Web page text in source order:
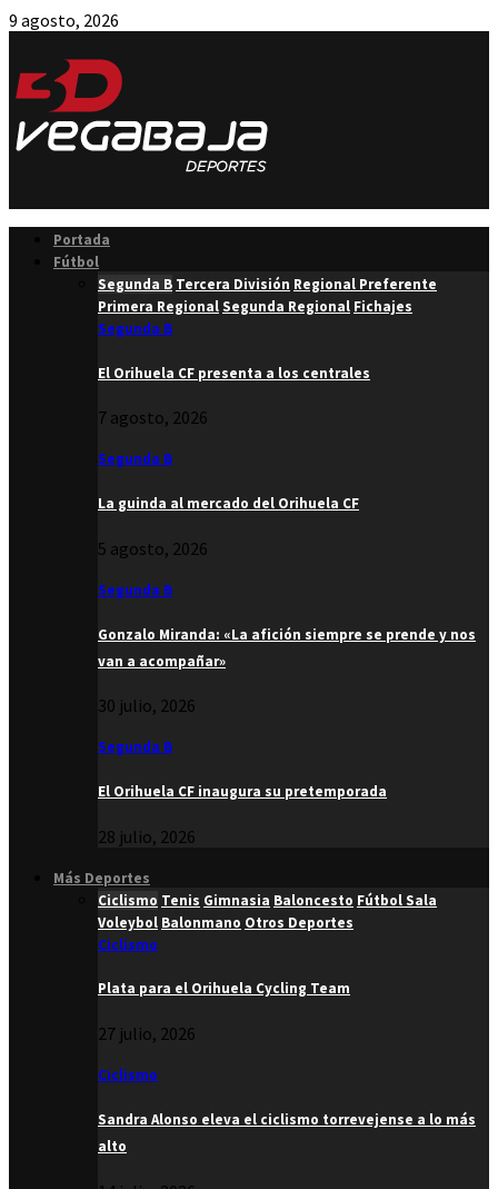
9 agosto, 2026
Portada
Fútbol
Segunda B Tercera División Regional Preferente
Primera RegionalSegunda Regional Fichajes
Segunda B
El Orihuela CF presenta a los centrales
7 agosto, 2026
Segunda B
La guinda al mercado del Orihuela CF
5 agosto, 2026
Segunda B
Gonzalo Miranda: «La afición siempre se prende y nos
van a acompañar»
30 julio, 2026
Segunda B
El Orihuela CF inaugura su pretemporada
28 julio, 2026
Más Deportes
Ciclismo Tenis Gimnasia Baloncesto Fútbol Sala
Voleybol Balonmano Otros Deportes
Ciclismo
Plata para el Orihuela Cycling Team
27 julio, 2026
Ciclismo
Sandra Alonso eleva el ciclismo torrevejense a lo más
alto